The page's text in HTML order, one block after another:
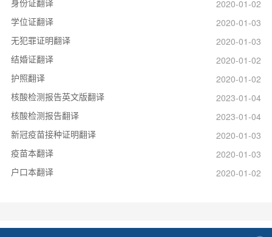
身份证翻译
2020-01-02
学位证翻译
2020-01-03
无犯罪证明翻译
2020-01-03
结婚证翻译
2020-01-02
护照翻译
2020-01-02
核酸检测报告英文版翻译
2023-01-04
核酸检测报告翻译
2023-01-04
新冠疫苗接种证明翻译
2020-01-03
疫苗本翻译
2020-01-03
户口本翻译
2020-01-02